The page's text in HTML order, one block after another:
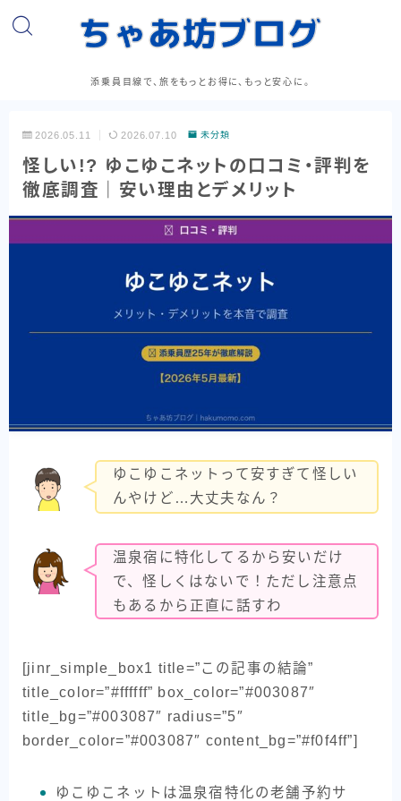
添乗員目線で、旅をもっとお得に、もっと安心に。
2026.05.11 2026.07.10 未分類
怪しい!? ゆこゆこネットの口コミ・評判を
徹底調査｜安い理由とデメリット
ゆこゆこネットって安すぎて怪しい
んやけど…大丈夫なん？
温泉宿に特化してるから安いだけ
で、怪しくはないで！ただし注意点
もあるから正直に話すわ
[jinr_simple_box1 title=”この記事の結論”
title_color=”#ffffff” box_color=”#003087″
title_bg=”#003087″ radius=”5″
border_color=”#003087″ content_bg=”#f0f4ff”]
ゆこゆこネットは温泉宿特化の老舗予約サ